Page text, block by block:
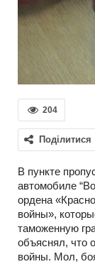
204
Поділитися
В пункте
автомобиле
ордена
войны»,
таможенную
объяснял, что
войны. Мол,